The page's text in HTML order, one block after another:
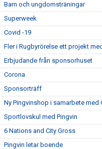
Barn och ungdomsträningar
Superweek
Covid -19
Fler i Rugbyrörelse ett projekt
Erbjudande från sponsorhuset
Corona
Sponsorträff
Ny Pingvinshop i samarbete med
Sportlovskul med Pingvin
6 Nations and City Gross
Pingvin letar boende